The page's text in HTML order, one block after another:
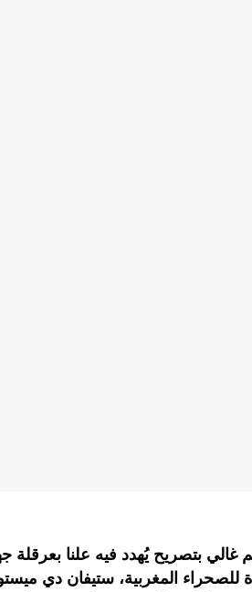
غالي بتصريح يُهدد فيه علنا بعرقلة
للصحراء المغربية، ستيفان دي